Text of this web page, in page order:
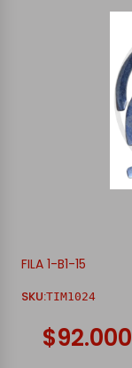
FILA 1-B1-15
SKU:TIM1024
$92.000